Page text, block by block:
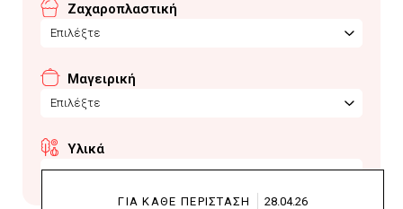
Ζαχαροπλαστική
Επιλέξτε
Μαγειρική
Επιλέξτε
Υλικά
κεικ
ΓΙΑ ΚΑΘΕ ΠΕΡΙΣΤΑΣΗ 28.04.26